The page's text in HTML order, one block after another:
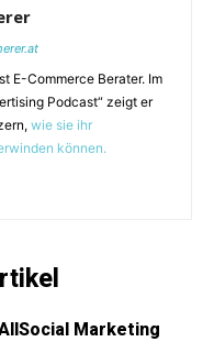
E-Commerce Berater. Im
Podcast“ zeigt er
wie sie ihr
können.
Marketing